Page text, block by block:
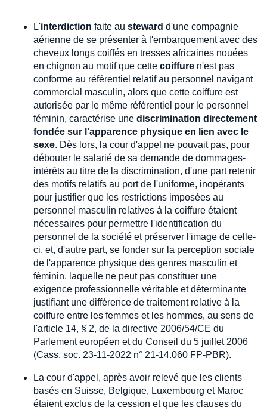
L'interdiction faite au steward d'une compagnie
aérienne de se présenter à l'embarquement avec des
cheveux longs coiffés en tresses africaines nouées
en chignon au motif que cette coiffure n'est pas
conforme au référentiel relatif au personnel navigant
commercial masculin, alors que cette coiffure est
autorisée par le même référentiel pour le personnel
féminin, caractérise une discrimination directement
fondée sur l'apparence physique en lien avec le
sexe. Dès lors, la cour d'appel ne pouvait pas, pour
débouter le salarié de sa demande de dommages-
intérêts au titre de la discrimination, d'une part retenir
des motifs relatifs au port de l'uniforme, inopérants
pour justifier que les restrictions imposées au
personnel masculin relatives à la coiffure étaient
nécessaires pour permettre l'identification du
personnel de la société et préserver l'image de celle-
ci, et, d'autre part, se fonder sur la perception sociale
de l'apparence physique des genres masculin et
féminin, laquelle ne peut pas constituer une
exigence professionnelle véritable et déterminante
justifiant une différence de traitement relative à la
coiffure entre les femmes et les hommes, au sens de
l'article 14, § 2, de la directive 2006/54/CE du
Parlement européen et du Conseil du 5 juillet 2006
(Cass. soc. 23-11-2022 n° 21-14.060 FP-PBR).
La cour d'appel, après avoir relevé que les clients
basés en Suisse, Belgique, Luxembourg et Maroc
étaient exclus de la cession et que les clauses du